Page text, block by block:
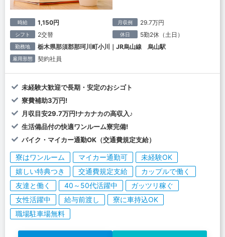
時給 1,150円 月収例 29.7万円
シフト 2交替 休日 5勤2休（土日）
勤務地 栃木県那須郡那珂川町小川｜JR烏山線 烏山駅
雇用形態 契約社員
未経験大歓迎で長期・安定のおシゴト
寮費補助3万円!
月収目安29.7万円!ナカナカの高収入♪
生活備品付の快適ワンルーム寮完備!
バイク・マイカー通勤OK（交通費規定支給）
寮はワンルーム マイカー通勤可
未経験OK
嬉しい特典つき
交通費規定支給
カップルで働く
友達と働く
40～50代活躍中
ガッツリ稼ぐ
女性活躍中
給与前渡し
寮に車持込OK
職場駐車場無料